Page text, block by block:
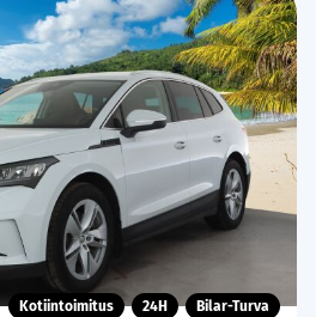
Kotiintoimitus 24H Bilar-Turva